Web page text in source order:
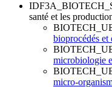
santé et les
bioprocédés et
microbiologie
micro-